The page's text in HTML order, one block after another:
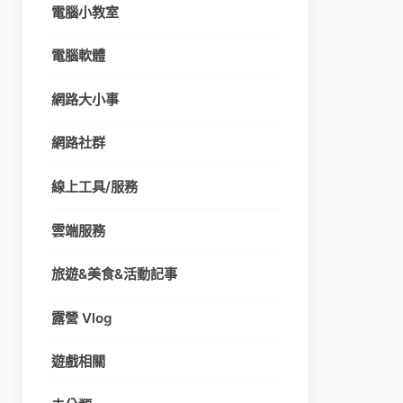
電腦小教室
電腦軟體
網路大小事
網路社群
線上工具/服務
雲端服務
旅遊&美食&活動記事
露營 Vlog
遊戲相關